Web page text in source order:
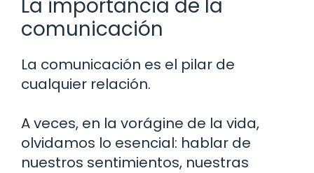
La importancia de la
comunicación
La comunicación es el pilar de
cualquier relación.
A veces, en la vorágine de la vida,
olvidamos lo esencial: hablar de
nuestros sentimientos, nuestras